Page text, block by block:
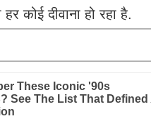
दीवाना हो रहा है.